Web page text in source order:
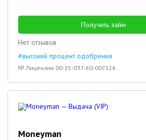
Получить займ
Нет отзывов
#высокий процент одобрения
№ Лицензии 00-15-037-60-007126
Moneyman